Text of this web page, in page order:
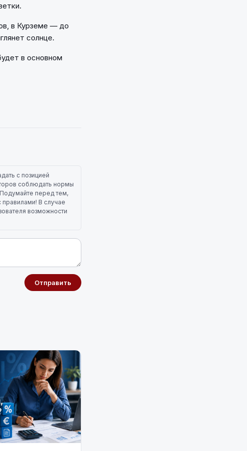
в Курземе — до
солнце.
в основном
с позицией
соблюдать нормы
перед тем,
правилами! В случае
возможности
Отправить